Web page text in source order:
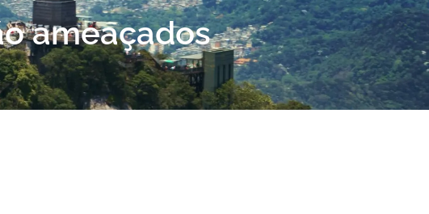
ameaçados